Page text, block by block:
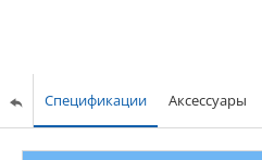
Спецификации Аксессуары